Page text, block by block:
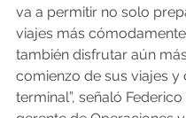
va a permitir no solo
viajes más
también disfrutar aún
comienzo de sus viajes y
terminal”, señaló